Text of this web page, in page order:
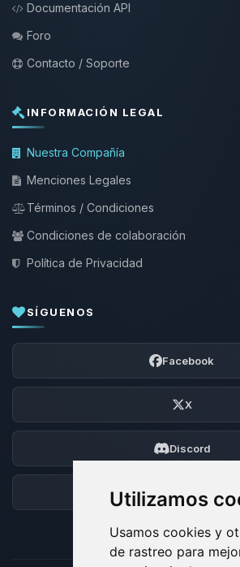
Utilizamos
Usamos cookies y
de rastreo para
Documentación API
Foro
Contacto / Soporte
INFORMACIÓN LEGAL
Nuestra Compañía
Menciones Legales
Términos / Condiciones
Condiciones de colaboración
Política de Privacidad
SÍGUENOS
Facebook
X
Discord
Foro